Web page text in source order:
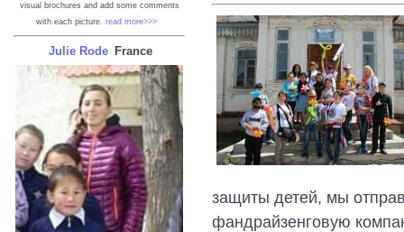
visual brochures and add some comments
with each picture. read more>>>
Julie Rode France
защиты детей, мы
фандрайзенговую